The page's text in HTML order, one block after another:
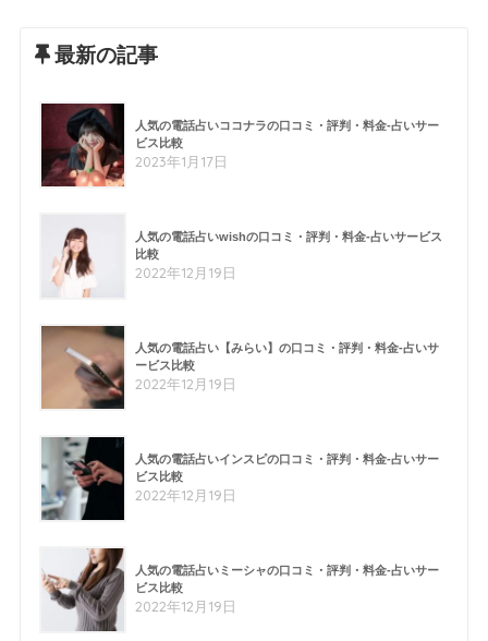
最新の記事
人気の電話占いココナラの口コミ・評判・料金-占いサー
ビス比較
2023年1月17日
人気の電話占いwishの口コミ・評判・料金-占いサービス
比較
2022年12月19日
人気の電話占い【みらい】の口コミ・評判・料金-占いサ
ービス比較
2022年12月19日
人気の電話占いインスピの口コミ・評判・料金-占いサー
ビス比較
2022年12月19日
人気の電話占いミーシャの口コミ・評判・料金-占いサー
ビス比較
2022年12月19日